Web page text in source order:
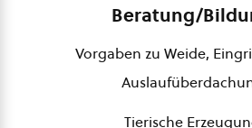
Beratung/
Vorgaben zu Weide,
Tierische